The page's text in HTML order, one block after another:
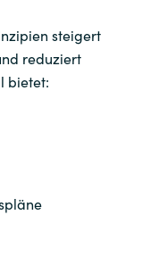
steigert
reduziert
bietet: